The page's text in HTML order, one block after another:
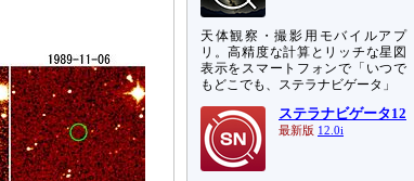
天体観察・撮影用モバイルアプ
リ。高精度な計算とリッチな星図
表示をスマートフォンで「いつで
もどこでも、ステラナビゲータ」
ステラナビゲータ12
最新版 12.0i